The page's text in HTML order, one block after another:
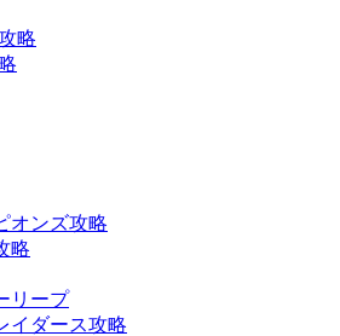
略
オンズ攻略
略
リープ
イダース攻略